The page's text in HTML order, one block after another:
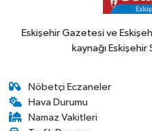
Eskişehir Gazetesi ve
kaynağı
Nöbetçi Eczaneler
Hava Durumu
Namaz Vakitleri